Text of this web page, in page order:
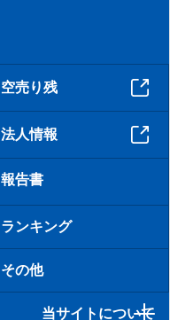
空売り残
法人情報
報告書
ランキング
その他
当サイトについて